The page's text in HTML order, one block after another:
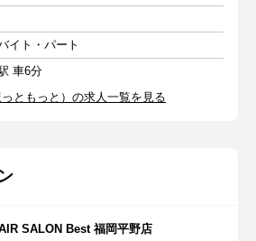
イト・パート
車6分
ともっと）の求人一覧を見る
SALON Best 福岡平野店